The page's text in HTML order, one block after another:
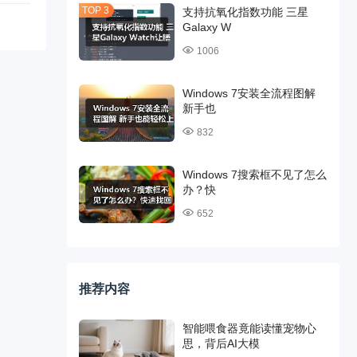
支持抗氧化指数功能 三星
Galaxy W
1006
Windows 7安装全流程图解
新手也
832
Windows 7搜索框不见了怎么
办？快
652
推荐内容
智能喂食器竟能读懂宠物心
思，背后AI大模